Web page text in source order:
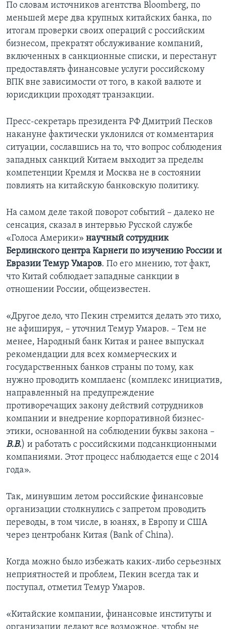
По словам источников агентства Bloomberg, по
меньшей мере два крупных китайских банка, по
итогам проверки своих операций с российским
бизнесом, прекратят обслуживание компаний,
включенных в санкционные списки, и перестанут
предоставлять финансовые услуги российскому
ВПК вне зависимости от того, в какой валюте и
юрисдикции проходят транзакции.
Пресс-секретарь президента РФ Дмитрий Песков
накануне фактически уклонился от комментария
ситуации, сославшись на то, что вопрос соблюдения
западных санкций Китаем выходит за пределы
компетенции Кремля и Москва не в состоянии
повлиять на китайскую банковскую политику.
На самом деле такой поворот событий – далеко не
сенсация, сказал в интервью Русской службе
«Голоса Америки» научный сотрудник
Берлинского центра Карнеги по изучению России и
Евразии Темур Умаров. По его мнению, тот факт,
что Китай соблюдает западные санкции в
отношении России, общеизвестен.
«Другое дело, что Пекин стремится делать это тихо,
не афишируя, – уточнил Темур Умаров. – Тем не
менее, Народный банк Китая и ранее выпускал
рекомендации для всех коммерческих и
государственных банков страны по тому, как
нужно проводить комплаенс (комплекс инициатив,
направленный на предупреждение
противоречащих закону действий сотрудников
компании и внедрение корпоративной бизнес-
этики, основанной на соблюдении буквы закона –
В.В.) и работать с российскими подсанкционными
компаниями. Этот процесс наблюдается еще с 2014
года».
Так, минувшим летом российские финансовые
организации столкнулись с запретом проводить
переводы, в том числе, в юанях, в Европу и США
через центробанк Китая (Bank of China).
Когда можно было избежать каких-либо серьезных
неприятностей и проблем, Пекин всегда так и
поступал, отметил Темур Умаров.
«Китайские компании, финансовые институты и